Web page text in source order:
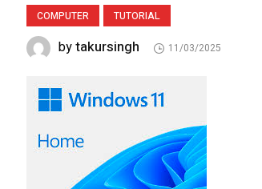
COMPUTER TUTORIAL
bytakursingh 11/03/2025